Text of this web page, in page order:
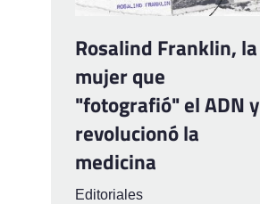
Rosalind Franklin, la
mujer que
"fotografió" el ADN y
revolucionó la
medicina
Editoriales